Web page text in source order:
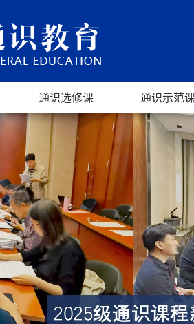
文明
建设
传承
体验
视野
训练
通识选修课
科技进步与生态文明
政治文明与社会建设
人文经典与文化传承
艺术修养与审美体验
经济发展与全球视野
创新思维与创业训练
通识示范
2024年度
2025年度